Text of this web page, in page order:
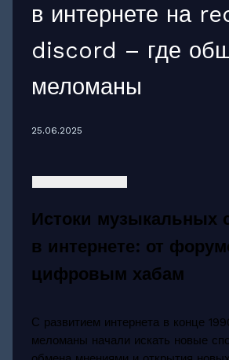
в интернете на
discord – где
меломаны
25.06.2025
Истоки музыкальных
в интернете: от
цифровым хабам
С развитием интернета в конце
меломаны начали искать новые